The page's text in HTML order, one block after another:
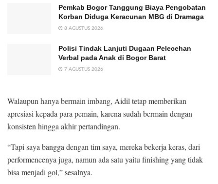
Pemkab Bogor Tanggung Biaya Pengobatan
Korban Diduga Keracunan MBG di Dramaga
8 AGUSTUS 2026
Polisi Tindak Lanjuti Dugaan Pelecehan
Verbal pada Anak di Bogor Barat
7 AGUSTUS 2026
Walaupun hanya bermain imbang, Aidil tetap memberikan
apresiasi kepada para pemain, karena sudah bermain dengan
konsisten hingga akhir pertandingan.
“Tapi saya bangga dengan tim saya, mereka bekerja keras, dari
performencenya juga, namun ada satu yaitu finishing yang tidak
bisa menjadi gol,” sesalnya.